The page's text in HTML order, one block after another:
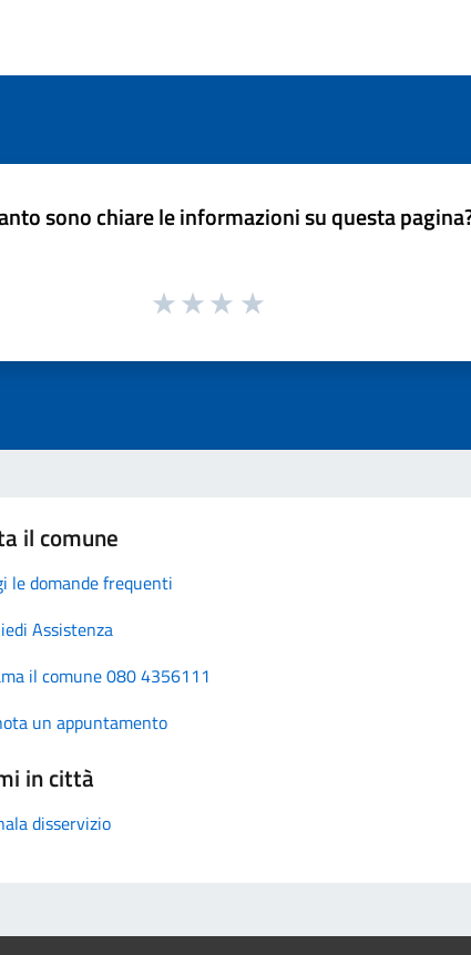
sono chiare le informazioni su questa
il comune
le domande frequenti
Assistenza
il comune 080 4356111
un appuntamento
in città
disservizio